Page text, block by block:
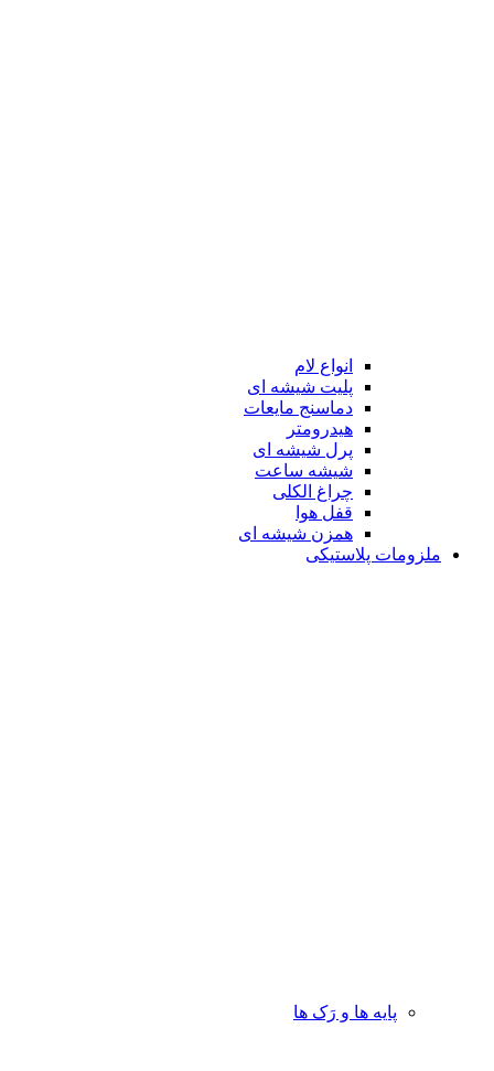
انواع لام
پلیت شیشه ای
دماسنج مایعات
هیدرومتر
پرل شیشه ای
شیشه ساعت
چراغ الکلی
قفل هوا
همزن شیشه ای
ملزومات پلاستیکی
پایه ها و رَک ها